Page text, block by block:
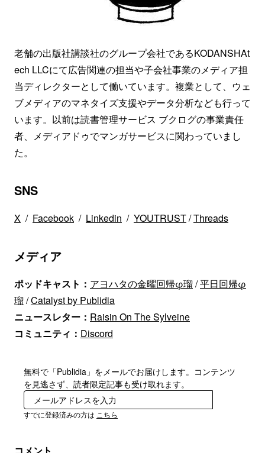
老舗の出版社講談社のグループ会社であるKODANSHAt
ech LLCにて広告関連の担当や子会社事業のメディア担
当ディレクターとして働いています。複業として、ウェ
ブメディアのマネタイズ支援やデータ分析なども行って
います。以前は読書管理サービス ブクログの事業責任
者、メディアドゥでマンガサービスに関わっていまし
た。
SNS
X / Facebook / Linkedin / YOUTRUST/Threads
メディア
ポッドキャスト： アヨハタの金曜回帰φ瑠/平日回帰φ
瑠/Catalyst by Publidia
ニュースレター： Raisin On The Sylveine
コミュニティ： Discord
無料で「Publidia」をメールでお届けします。コンテンツ
を見逃さず、読者限定記事も受け取れます。
すでに登録済みの方は こちら